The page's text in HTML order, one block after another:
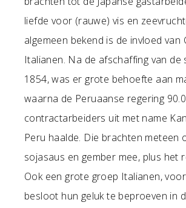
liefde voor (rauwe) vis en
algemeen bekend is de invloed van
Italianen. Na de afschaffing van de
1854, was er grote behoefte aan
waarna de Peruaanse regering
contractarbeiders uit met name
Peru haalde. Die brachten meteen
sojasaus en gember mee, plus het
Ook een grote groep Italianen,
besloot hun geluk te beproeven in